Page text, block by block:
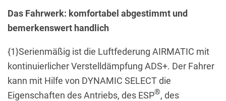
Das Fahrwerk: komfortabel abgestimmt und
bemerkenswert handlich
{1}Serienmäßig ist die Luftfederung AIRMATIC mit
kontinuierlicher Verstelldämpfung ADS+. Der Fahrer
kann mit Hilfe von DYNAMIC SELECT die
Eigenschaften des Antriebs, des ESP®, des